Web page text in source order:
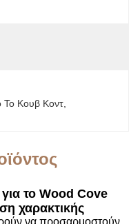
Το Κουβ Κοντ
το Wood Cove
χαρακτικής
να προσαρμοστούν